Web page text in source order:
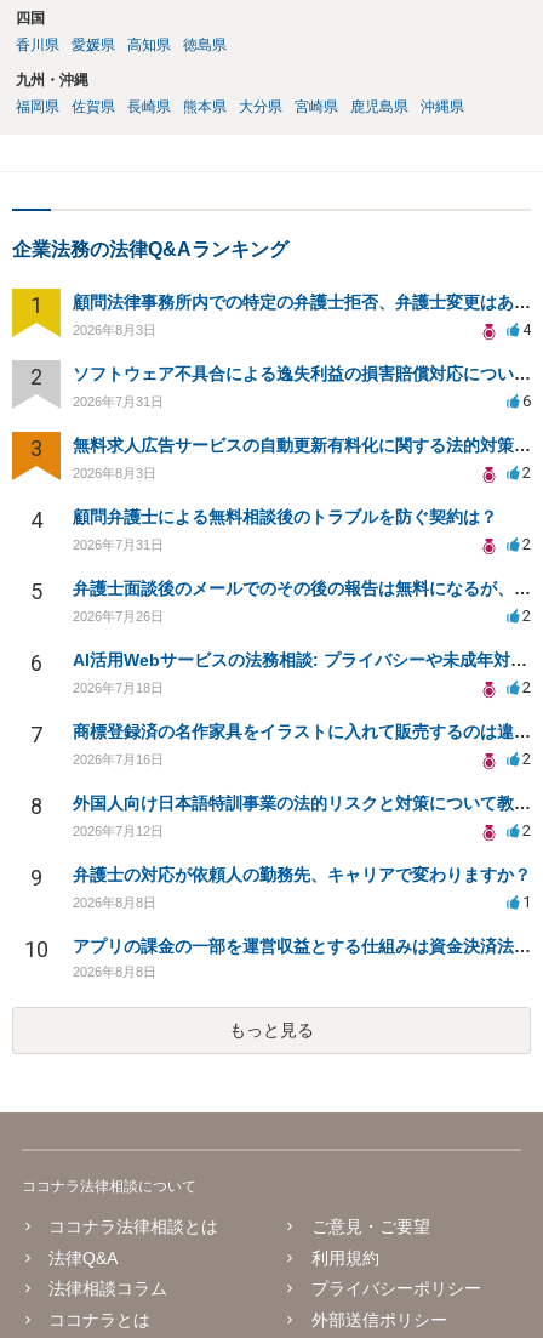
四国
香川県
愛媛県 高知県 徳島県
九州・沖縄
福岡県
佐賀県 長崎県 熊本県 大分県 宮崎県 鹿児島県 沖縄県
企業法務の法律Q&Aランキング
1 顧問法律事務所内での特定の弁護士拒否、弁護士変更はあり？一般論でも構いません。
2026年8月3日 4
2 ソフトウェア不具合による逸失利益の損害賠償対応について相談
2026年7月31日 6
3 無料求人広告サービスの自動更新有料化に関する法的対策は？
2026年8月3日 2
4 顧問弁護士による無料相談後のトラブルを防ぐ契約は？
2026年7月31日 2
5 弁護士面談後のメールでのその後の報告は無料になるが、弁護士として興味ありますか？
2026年7月26日 2
6 AI活用Webサービスの法務相談: プライバシーや未成年対応など
2026年7月18日 2
7 商標登録済の名作家具をイラストに入れて販売するのは違法でしょうか
2026年7月16日 2
8 外国人向け日本語特訓事業の法的リスクと対策について教えてください
2026年7月12日 2
9 弁護士の対応が依頼人の勤務先、キャリアで変わりますか？
2026年8月8日 1
10 アプリの課金の一部を運営収益とする仕組みは資金決済法に該当しますか？
2026年8月8日
もっと見る
ココナラ法律相談について
ココナラ法律相談とは
法律Q&A
法律相談コラム
ココナラとは
ご意見・ご要望
利用規約
プライバシーポリシー
外部送信ポリシー